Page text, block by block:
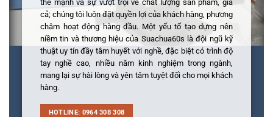
thế mạnh và sự vượt trội về chất lượng sản phẩm, giá
cả; chúng tôi luôn đặt quyền lợi của khách hàng, phương
châm hoạt động hàng đầu. Một yếu tố tạo dựng nên
niềm tin và thương hiệu của Suachua60s là đội ngũ kỹ
thuật uy tín đầy tâm huyết với nghề, đặc biệt có trình độ
tay nghề cao, nhiều năm kinh nghiệm trong ngành,
mang lại sự hài lòng và yên tâm tuyệt đối cho mọi khách
hàng.
HOTLINE: 0964 308 308